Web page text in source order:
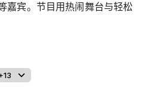
嘉宾。节目用热闹舞台与轻松